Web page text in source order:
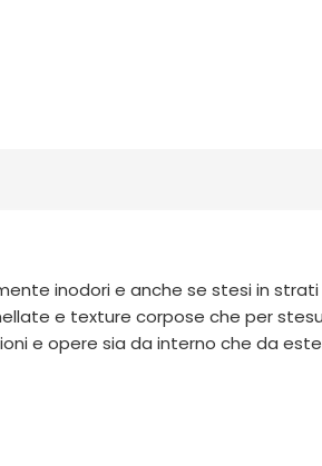
inodori e anche se stesi in
e texture corpose che per
e opere sia da interno che da